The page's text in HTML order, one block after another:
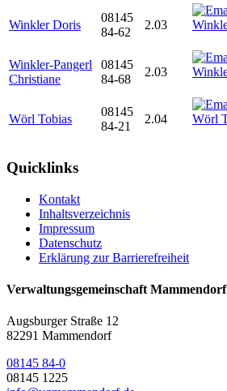
Winkler Doris
08145
84-62
2.03
Winkler-Pangerl
Christiane
08145
84-68
2.03
Wörl Tobias
08145
84-21
2.04
Quicklinks
Kontakt
Inhaltsverzeichnis
Impressum
Datenschutz
Erklärung zur Barrierefreiheit
Verwaltungsgemeinschaft Mammendorf
Augsburger Straße 12
82291 Mammendorf
08145 84-0
08145 1225